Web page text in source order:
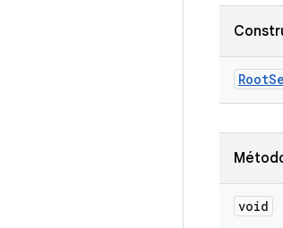
Root
void